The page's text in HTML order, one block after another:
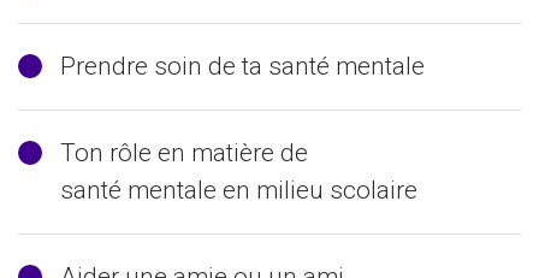
Prendre soin de ta santé mentale
Ton rôle en matière de
santé mentale en milieu scolaire